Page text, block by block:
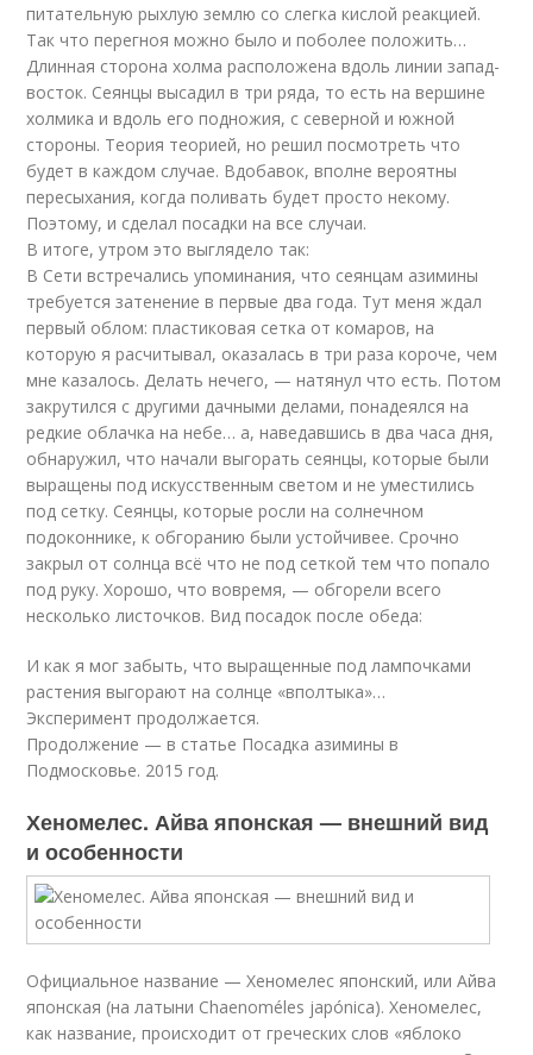
питательную рыхлую землю со слегка кислой реакцией.
Так что перегноя можно было и поболее положить…
Длинная сторона холма расположена вдоль линии запад-
восток. Сеянцы высадил в три ряда, то есть на вершине
холмика и вдоль его подножия, с северной и южной
стороны. Теория теорией, но решил посмотреть что
будет в каждом случае. Вдобавок, вполне вероятны
пересыхания, когда поливать будет просто некому.
Поэтому, и сделал посадки на все случаи.
В итоге, утром это выглядело так:
В Сети встречались упоминания, что сеянцам азимины
требуется затенение в первые два года. Тут меня ждал
первый облом: пластиковая сетка от комаров, на
которую я расчитывал, оказалась в три раза короче, чем
мне казалось. Делать нечего, — натянул что есть. Потом
закрутился с другими дачными делами, понадеялся на
редкие облачка на небе… а, наведавшись в два часа дня,
обнаружил, что начали выгорать сеянцы, которые были
выращены под искусственным светом и не уместились
под сетку. Сеянцы, которые росли на солнечном
подоконнике, к обгоранию были устойчивее. Срочно
закрыл от солнца всё что не под сеткой тем что попало
под руку. Хорошо, что вовремя, — обгорели всего
несколько листочков. Вид посадок после обеда:
И как я мог забыть, что выращенные под лампочками
растения выгорают на солнце «вполтыка»…
Эксперимент продолжается.
Продолжение — в статье Посадка азимины в
Подмосковье. 2015 год.
Хеномелес. Айва японская — внешний вид
и особенности
Официальное название — Хеномелес японский, или Айва
японская (на латыни Chaenoméles japónica). Хеномелес,
как название, происходит от греческих слов «яблоко